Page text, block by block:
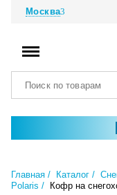
Москва
Главная Каталог
Polaris
Кофр на